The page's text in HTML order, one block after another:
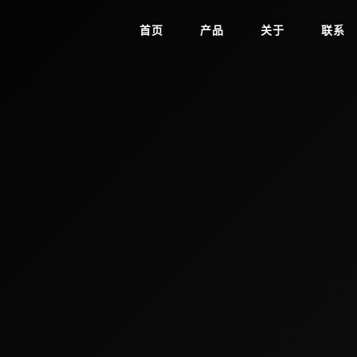
首页 产品 关于 联系